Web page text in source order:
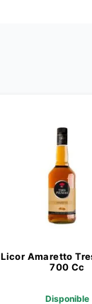
Licor Amaretto
700 Cc
Disponible